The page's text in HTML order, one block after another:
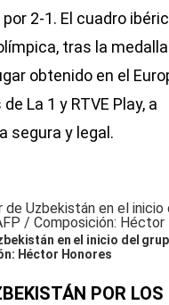
2-1. El cuadro
tras la
obtenido en el
La 1 y RTVE Play, a
segura y legal.
en el inicio del
Héctor Honores
POR